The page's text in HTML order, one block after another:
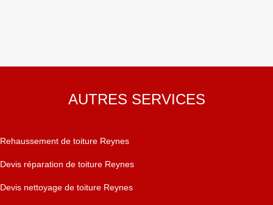
AUTRES SERVICES
Rehaussement de toiture Reynes
Devis réparation de toiture Reynes
Devis nettoyage de toiture Reynes